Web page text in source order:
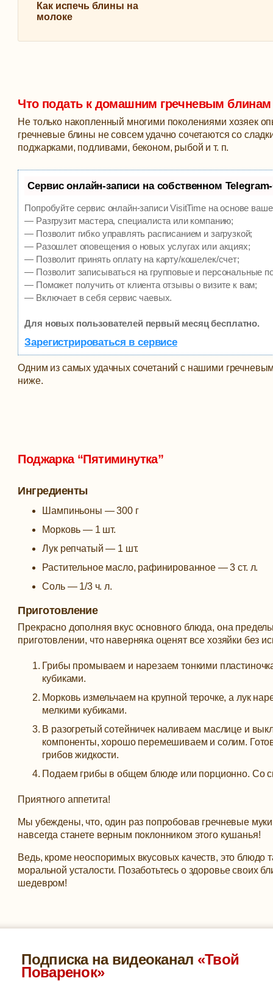
Как испечь блины на
молоке
Что подать к домашним гречневым блинам
Не только накопленный многими поколениями хозяек
гречневые блины не совсем удачно сочетаются со
поджарками, подливами, беконом, рыбой и т. п.
Сервис онлайн-записи на собственном
Попробуйте сервис онлайн-записи VisitTime на основе
— Разгрузит мастера, специалиста или компанию;
— Позволит гибко управлять расписанием и загрузкой;
— Разошлет оповещения о новых услугах или акциях;
— Позволит принять оплату на карту/кошелек/счет;
— Позволит записываться на групповые и персональные
— Поможет получить от клиента отзывы о визите к вам;
— Включает в себя сервис чаевых.
Для новых пользователей первый месяц бесплатно.
Зарегистрироваться в сервисе
Одним из самых удачных сочетаний с нашими
ниже.
Поджарка “Пятиминутка”
Ингредиенты
Шампиньоны — 300 г
Морковь — 1 шт.
Лук репчатый — 1 шт.
Растительное масло, рафинированное — 3 ст. л.
Соль — 1/3 ч. л.
Приготовление
Прекрасно дополняя вкус основного блюда, она
приготовлении, что наверняка оценят все хозяйки без
Грибы промываем и нарезаем тонкими
кубиками.
Морковь измельчаем на крупной терочке, а лук
мелкими кубиками.
В разогретый сотейничек наливаем маслице и
компоненты, хорошо перемешиваем и солим.
грибов жидкости.
Подаем грибы в общем блюде или порционно. Со
Приятного аппетита!
Мы убеждены, что, один раз попробовав гречневые
навсегда станете верным поклонником этого кушанья!
Ведь, кроме неоспоримых вкусовых качеств, это блюдо
моральной усталости. Позаботьтесь о здоровье своих
шедевром!
Подписка на видеоканал «Твой
Поваренок»